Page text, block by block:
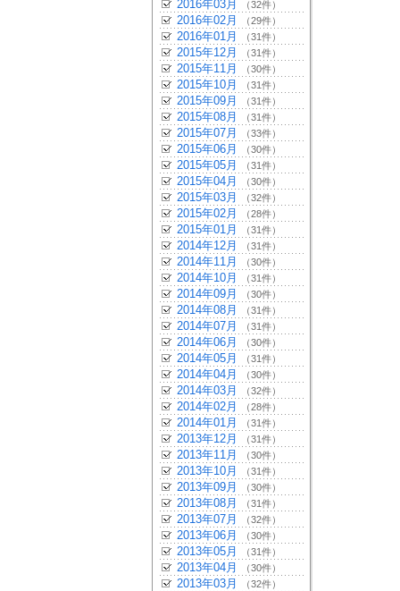
2016年03月 （32件）
2016年02月 （29件）
2016年01月 （31件）
2015年12月 （31件）
2015年11月 （30件）
2015年10月 （31件）
2015年09月 （31件）
2015年08月 （31件）
2015年07月 （33件）
2015年06月 （30件）
2015年05月 （31件）
2015年04月 （30件）
2015年03月 （32件）
2015年02月 （28件）
2015年01月 （31件）
2014年12月 （31件）
2014年11月 （30件）
2014年10月 （31件）
2014年09月 （30件）
2014年08月 （31件）
2014年07月 （31件）
2014年06月 （30件）
2014年05月 （31件）
2014年04月 （30件）
2014年03月 （32件）
2014年02月 （28件）
2014年01月 （31件）
2013年12月 （31件）
2013年11月 （30件）
2013年10月 （31件）
2013年09月 （30件）
2013年08月 （31件）
2013年07月 （32件）
2013年06月 （30件）
2013年05月 （31件）
2013年04月 （30件）
2013年03月 （32件）